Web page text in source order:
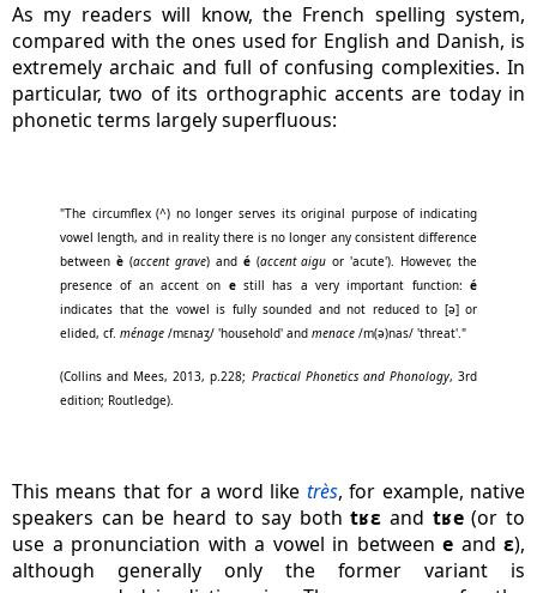
As my readers will know, the French spelling system,
compared with the ones used for English and Danish, is
extremely archaic and full of confusing complexities. In
particular, two of its orthographic accents are today in
phonetic terms largely superfluous:
"The circumflex (^) no longer serves its original purpose of indicating
vowel length, and in reality there is no longer any consistent difference
between è(accent grave) and é(accent aigu or 'acute'). However, the
presence of an accent on estill has a very important function:é
indicates that the vowel is fully sounded and not reduced to [ə] or
elided, cf. ménage /mɛnaʒ/ 'household' and menace /m(ə)nas/ 'threat'."
(Collins and Mees, 2013, p.228; Practical Phonetics and Phonology, 3rd
edition; Routledge).
This means that for a word like très, for example, native
speakers can be heard to say bothtʁɛ and tʁe(or to
use a pronunciation with a vowel in between e and ɛ),
although generally only the former variant is